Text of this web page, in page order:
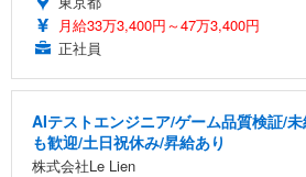
月給33万3,400円～47万3,400円
正社員
AIテストエンジニア/ゲーム品質検証/
も歓迎/土日祝休み/昇給あり
株式会社Le Lien